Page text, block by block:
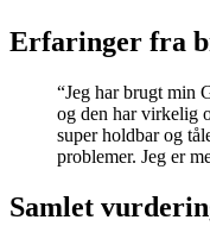
Erfaringer fra
“Jeg har brugt min
og den har virkelig
super holdbar og
problemer. Jeg er
Samlet